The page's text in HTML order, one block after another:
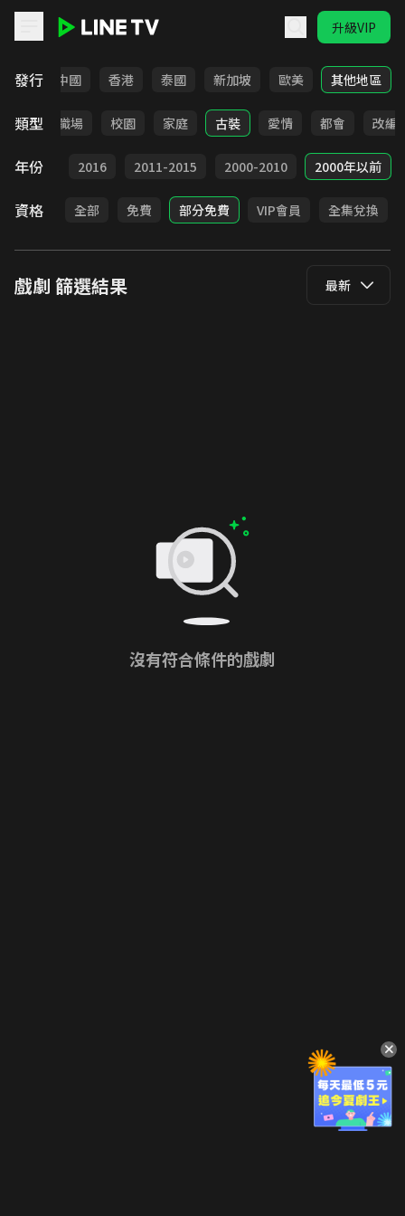
升級VIP
發行
韓國 中國 香港 泰國 新加坡 歐美 其他地區
類型
全部 職場 校園 家庭 古裝 愛情 都會 改編
年份
2017 2016 2011-2015 2000-2010 2000年以前
資格 全部 免費 部分免費 VIP會員 全集兌換
戲劇 篩選結果 最新
沒有符合條件的戲劇